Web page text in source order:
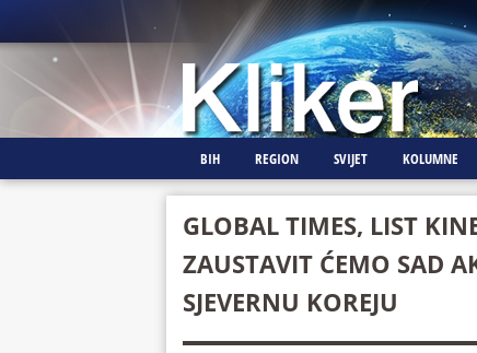
BIH REGION SVIJET KOLUMNE
GLOBAL TIMES, LIST
ZAUSTAVIT ĆEMO SAD
SJEVERNU KOREJU